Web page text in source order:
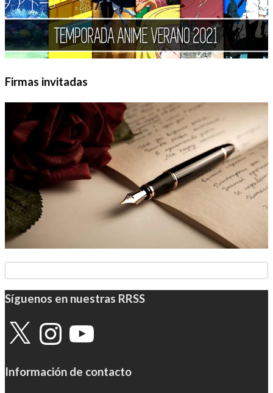
Firmas invitadas
Síguenos en nuestras RRSS
X InstagramYouTube
Información de contacto